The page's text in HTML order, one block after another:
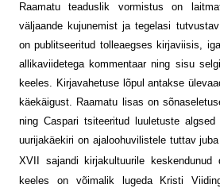
Raamatu teaduslik vormistus on
väljaande kujunemist ja tegelasi
on publitseeritud tolleaegses kirjaviisis,
allika­viidetega kommentaar ning sisu
keeles. Kirjavahetuse lõpul antakse
käekäigust. Raamatu lisas on
ning ­Caspari tsiteeritud luuletuste
uurijakäekiri on ajaloohuvilistele tuttav
XVII sajandi kirjakultuurile keskendunud
keeles on võimalik lugeda Kristi